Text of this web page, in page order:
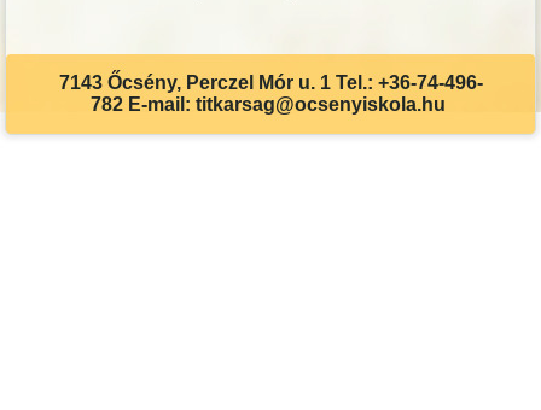
7143 Őcsény, Perczel Mór u. 1 Tel.: +36-74-496-
782 E-mail: titkarsag@ocsenyiskola.hu